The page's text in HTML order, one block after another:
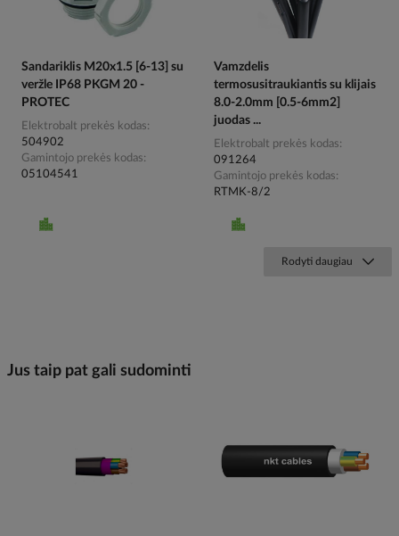
Sandariklis M20x1.5 [6-13] su
veržle IP68 PKGM 20 -
PROTEC
Elektrobalt prekės kodas
504902
Gamintojo prekės kodas
05104541
Vamzdelis
termosusitraukiantis su klijais
8.0-2.0mm [0.5-6mm2]
juodas ...
Elektrobalt prekės kodas
091264
Gamintojo prekės kodas
RTMK-8/2
Rodyti daugiau
Jus taip pat gali sudominti